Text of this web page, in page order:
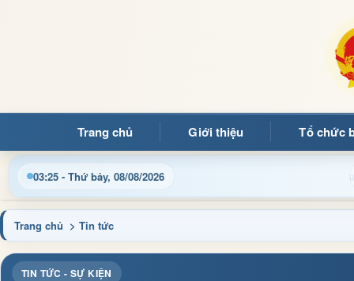
Trang chủ Giới thiệu Tổ chức
03:25 - Thứ bảy, 08/08/2026
thông tin điều hành, thủ tục hành chính và tin tức địa phương
Trang chủ > Tin tức
TIN TỨC - SỰ KIỆN